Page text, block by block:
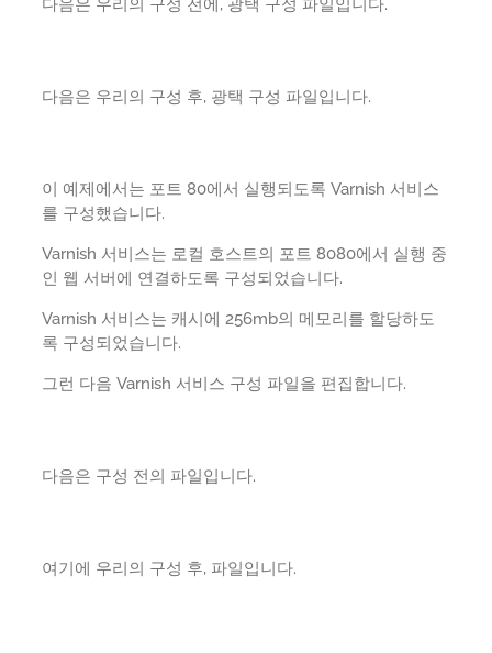
다음은 우리의 구성 후, 광택 구성 파일입니다.
이 예제에서는 포트 80에서 실행되도록 Varnish 서비스
를 구성했습니다.
Varnish 서비스는 로컬 호스트의 포트 8080에서 실행 중
인 웹 서버에 연결하도록 구성되었습니다.
Varnish 서비스는 캐시에 256mb의 메모리를 할당하도
록 구성되었습니다.
그런 다음 Varnish 서비스 구성 파일을 편집합니다.
다음은 구성 전의 파일입니다.
여기에 우리의 구성 후, 파일입니다.